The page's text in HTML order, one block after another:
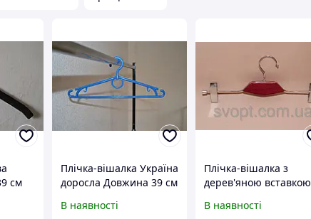
см
Плічка-вішалка Україна
доросла Довжина 39 см
В наявності
Плічка-вішалка з
дерев'яною вставкою
В наявності